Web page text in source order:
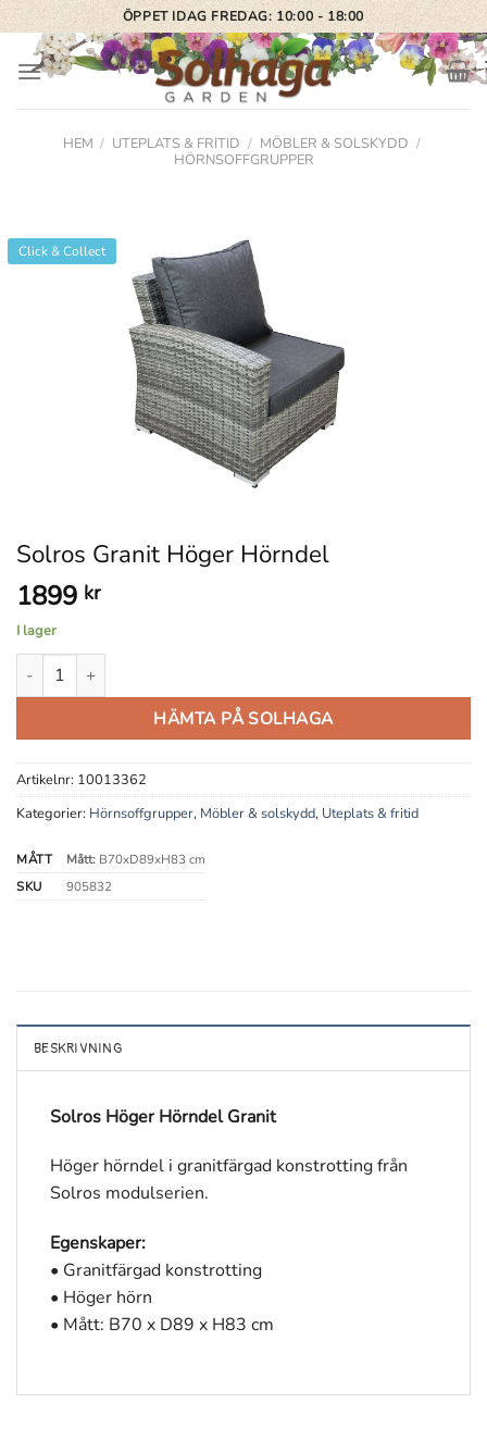
Skip
to
content
ÖPPET IDAG FREDAG: 10:00 - 18:00
HEM / UTEPLATS & FRITID / MÖBLER & SOLSKYDD /
HÖRNSOFFGRUPPER
Click & Collect
Solros Granit Höger Hörndel
1899 kr
I lager
Solros Granit Höger Hörndel mängd
HÄMTA PÅ SOLHAGA
Artikelnr: 10013362
Kategorier: Hörnsoffgrupper, Möbler & solskydd, Uteplats & fritid
MÅTT Mått:B70xD89xH83 cm
SKU
905832
BESKRIVNING
Solros Höger Hörndel Granit
Höger hörndel i granitfärgad konstrotting från
Solros modulserien.
Egenskaper:
• Granitfärgad konstrotting
• Höger hörn
• Mått: B70 x D89 x H83 cm